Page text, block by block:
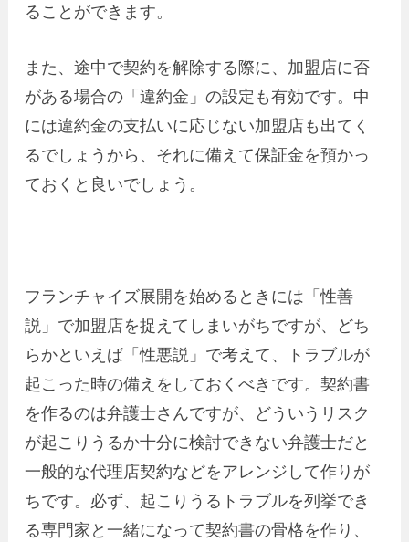
ることができます。
また、途中で契約を解除する際に、加盟店に否
がある場合の「違約金」の設定も有効です。中
には違約金の支払いに応じない加盟店も出てく
るでしょうから、それに備えて保証金を預かっ
ておくと良いでしょう。
フランチャイズ展開を始めるときには「性善
説」で加盟店を捉えてしまいがちですが、どち
らかといえば「性悪説」で考えて、トラブルが
起こった時の備えをしておくべきです。契約書
を作るのは弁護士さんですが、どういうリスク
が起こりうるか十分に検討できない弁護士だと
一般的な代理店契約などをアレンジして作りが
ちです。必ず、起こりうるトラブルを列挙でき
る専門家と一緒になって契約書の骨格を作り、